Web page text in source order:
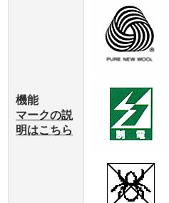
機能
マークの説
明はこちら